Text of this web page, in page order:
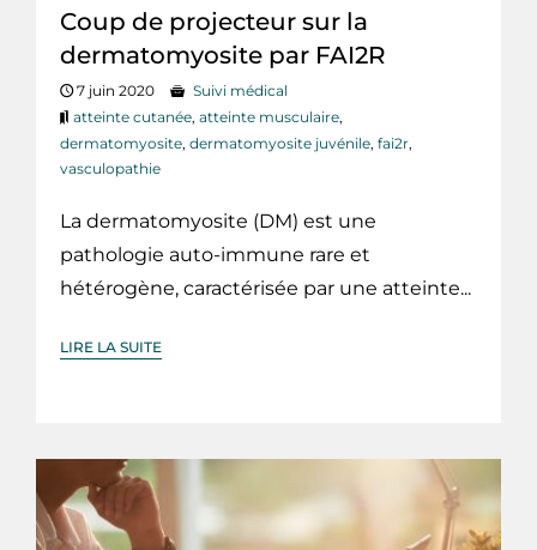
Coup de projecteur sur la
dermatomyosite par FAI2R
7 juin 2020
Suivi médical
atteinte cutanée, atteinte musculaire,
dermatomyosite, dermatomyosite juvénile, fai2r,
vasculopathie
La dermatomyosite (DM) est une
pathologie auto-immune rare et
hétérogène, caractérisée par une atteinte...
LIRE LA SUITE